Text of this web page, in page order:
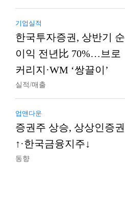
기업실적
한국투자증권, 상반기 순
이익 전년比 70%…브로
커리지·WM ‘쌍끌이’
실적/매출
업앤다운
증권주 상승, 상상인증권
↑·한국금융지주↓
동향